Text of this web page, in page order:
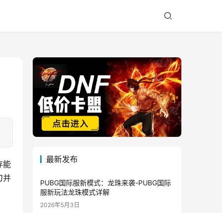
能
并
最新发布
PUBG国际服新模式：龙珠来袭-PUBG国际
服新玩法龙珠模式详解
2026年5月3日